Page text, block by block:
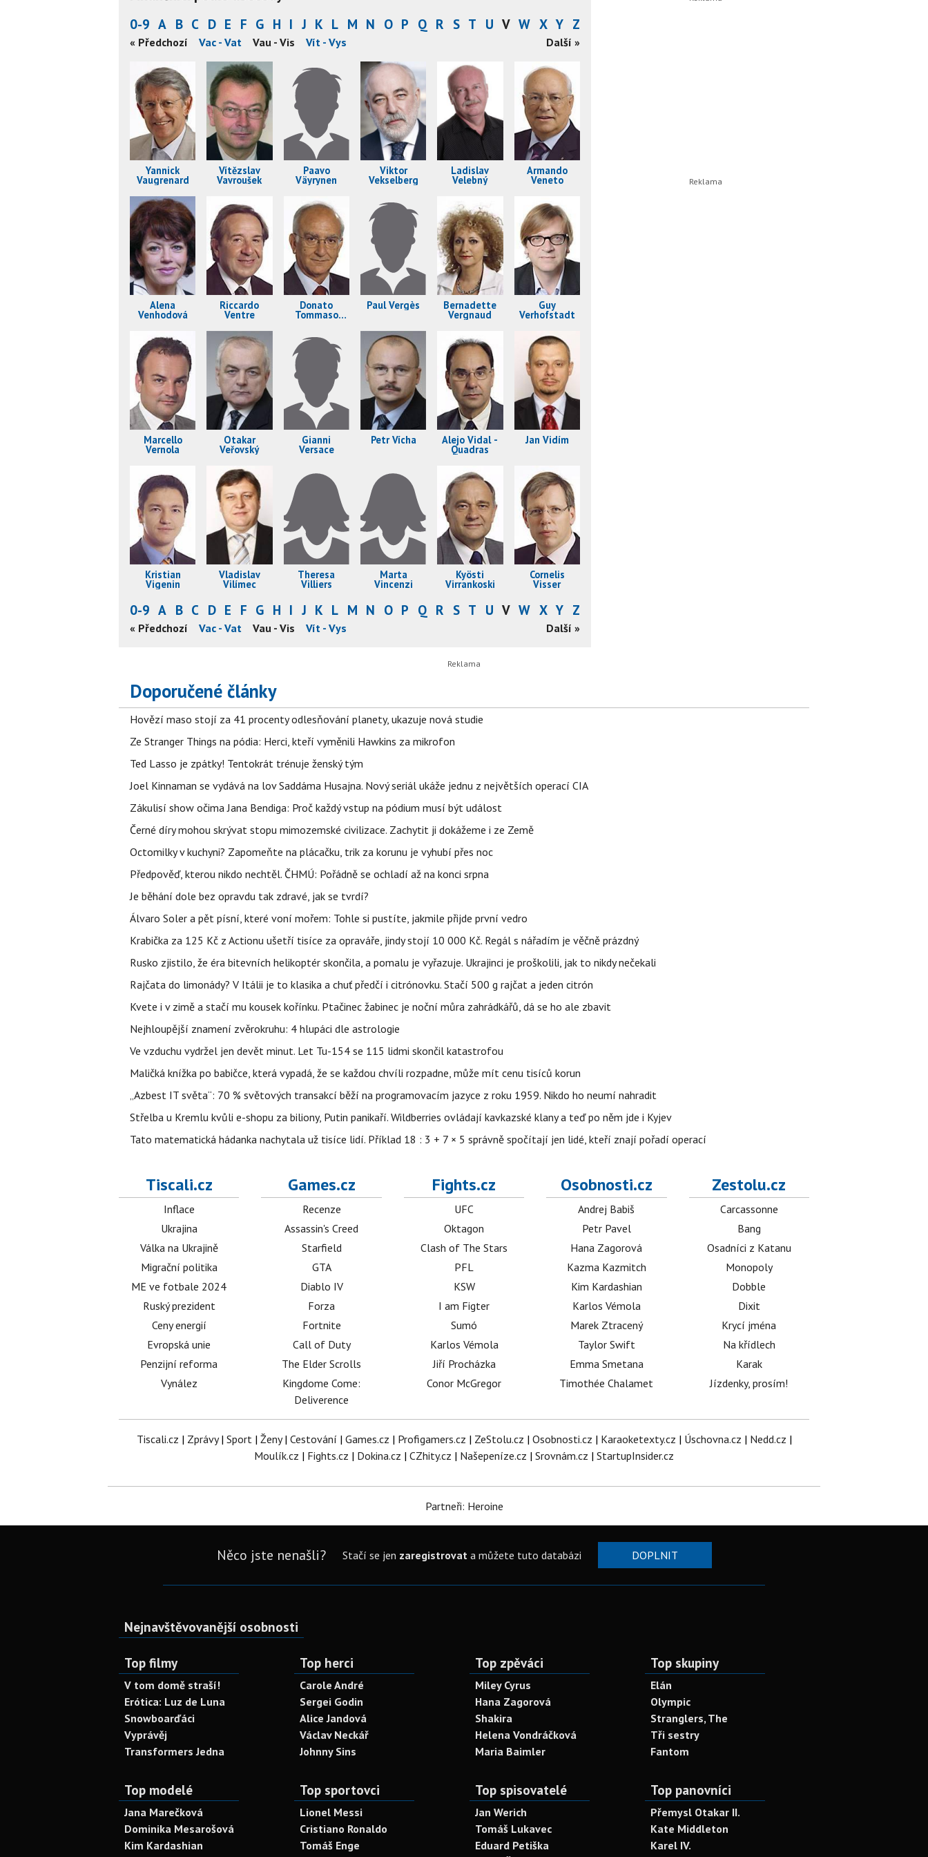
0-9 A B C D E F G H I J K L M N O P Q R S T U V W X Y Z
« Předchozí Vac - Vat Vau - Vis Vít - Vys Další »
Yannick
Vaugrenard
Vítězslav
Vavroušek
Paavo
Väyrynen
Viktor
Vekselberg
Ladislav
Velebný
Armando
Veneto
Alena
Venhodová
Riccardo
Ventre
Donato
Tommaso
Paul Vergès Bernadette
Vergnaud
Guy
Verhofstadt
Marcello
Vernola
Otakar
Veřovský
Gianni
Versace
Petr Vícha Alejo Vidal -
Quadras
Jan Vidím
Kristian
Vigenin
Vladislav
Vilímec
Theresa
Villiers
Marta
Vincenzi
Kyösti
Virrankoski
Cornelis
Visser
0-9 A B C D E F G H I J K L M N O P Q R S T U V W X Y Z
« Předchozí Vac - Vat Vau - Vis Vít - Vys Další »
Doporučené články
Hovězí maso stojí za 41 procenty odlesňování planety, ukazuje nová studie
Ze Stranger Things na pódia: Herci, kteří vyměnili Hawkins za mikrofon
Ted Lasso je zpátky! Tentokrát trénuje ženský tým
Joel Kinnaman se vydává na lov Saddáma Husajna. Nový seriál ukáže jednu z největších operací CIA
Zákulisí show očima Jana Bendiga: Proč každý vstup na pódium musí být událost
Černé díry mohou skrývat stopu mimozemské civilizace. Zachytit ji dokážeme i ze Země
Octomilky v kuchyni? Zapomeňte na plácačku, trik za korunu je vyhubí přes noc
Předpověď, kterou nikdo nechtěl. ČHMÚ: Pořádně se ochladí až na konci srpna
Je běhání dole bez opravdu tak zdravé, jak se tvrdí?
Álvaro Soler a pět písní, které voní mořem: Tohle si pustíte, jakmile přijde první vedro
Krabička za 125 Kč z Actionu ušetří tisíce za opraváře, jindy stojí 10 000 Kč. Regál s nářadím je věčně prázdný
Rusko zjistilo, že éra bitevních helikoptér skončila, a pomalu je vyřazuje. Ukrajinci je proškolili, jak to nikdy nečekali
Rajčata do limonády? V Itálii je to klasika a chuť předčí i citrónovku. Stačí 500 g rajčat a jeden citrón
Kvete i v zimě a stačí mu kousek kořínku. Ptačinec žabinec je noční můra zahrádkářů, dá se ho ale zbavit
Nejhloupější znamení zvěrokruhu: 4 hlupáci dle astrologie
Ve vzduchu vydržel jen devět minut. Let Tu-154 se 115 lidmi skončil katastrofou
Maličká knížka po babičce, která vypadá, že se každou chvíli rozpadne, může mít cenu tisíců korun
„Azbest IT světa“: 70 % světových transakcí běží na programovacím jazyce z roku 1959. Nikdo ho neumí nahradit
Střelba u Kremlu kvůli e-shopu za biliony, Putin panikaří. Wildberries ovládají kavkazské klany a teď po něm jde i Kyjev
Tato matematická hádanka nachytala už tisíce lidí. Příklad 18 : 3 + 7 × 5 správně spočítají jen lidé, kteří znají pořadí operací
Tiscali.cz
Inflace
Ukrajina
Válka na Ukrajině
Migrační politika
ME ve fotbale 2024
Ruský prezident
Ceny energií
Evropská unie
Penzijní reforma
Vynález
Games.cz
Recenze
Assassin's Creed
Starfield
GTA
Diablo IV
Forza
Fortnite
Call of Duty
The Elder Scrolls
Kingdome Come:
Deliverence
Fights.cz
UFC
Oktagon
Clash of The Stars
PFL
KSW
I am Figter
Sumó
Karlos Vémola
Jiří Procházka
Conor McGregor
Osobnosti.cz
Andrej Babiš
Petr Pavel
Hana Zagorová
Kazma Kazmitch
Kim Kardashian
Karlos Vémola
Marek Ztracený
Taylor Swift
Emma Smetana
Timothée Chalamet
Zestolu.cz
Carcassonne
Bang
Osadníci z Katanu
Monopoly
Dobble
Dixit
Krycí jména
Na křídlech
Karak
Jízdenky, prosím!
Tiscali.cz | Zprávy| Sport| Ženy| Cestování | Games.cz | Profigamers.cz | ZeStolu.cz | Osobnosti.cz | Karaoketexty.cz | Úschovna.cz | Nedd.cz |
Moulík.cz | Fights.cz | Dokina.cz | CZhity.cz | Našepeníze.cz | Srovnám.cz | StartupInsider.cz
Partneři: Heroine
Něco jste nenašli? Stačí se jen zaregistrovata můžete tuto databázi DOPLNIT
Nejnavštěvovanější osobnosti
Top filmy
V tom domě straší!
Erótica: Luz de Luna
Snowboarďáci
Vyprávěj
Transformers Jedna
Top herci
Carole André
Sergei Godin
Alice Jandová
Václav Neckář
Johnny Sins
Top zpěváci
Miley Cyrus
Hana Zagorová
Shakira
Helena Vondráčková
Maria Baimler
Top skupiny
Elán
Olympic
Stranglers, The
Tři sestry
Fantom
Top modelé
Jana Marečková
Dominika Mesarošová
Kim Kardashian
Top sportovci
Lionel Messi
Cristiano Ronaldo
Tomáš Enge
Top spisovatelé
Jan Werich
Tomáš Lukavec
Eduard Petiška
Top panovníci
Přemysl Otakar II.
Kate Middleton
Karel IV.